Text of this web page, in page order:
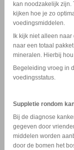
kan noodzakelijk zijn.
kijken hoe je zo
voedingsmiddelen.
Ik kijk niet alleen
naar een totaal
mineralen. Hierbij
Begeleiding vroeg in
voedingsstatus.
Suppletie rondom
Bij de diagnose
gegeven door
middelen worden
door de bomen het